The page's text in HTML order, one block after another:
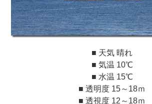
■ 天気 晴れ
■ 気温 10℃
■ 水温 15℃
■ 透明度 15～18ｍ
■ 透視度 12～18ｍ